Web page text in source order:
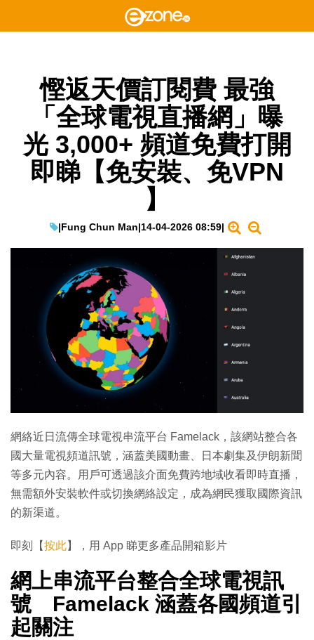
慳返天價訂閱費 最強
「全球電視直播網」曝
光 3,000+ 頻道免費打開
即睇【免安裝、免VPN
】
|Fung Chun Man|14-04-2026 08:59|
網絡近日流傳全球電視串流平台 Famelack，該網站整合各
國大量電視頻道訊號，涵蓋美國動畫、日本劇集及伊朗新聞
等多元內容。用戶可透過該介面免費跨地域收看即時直播，
無需額外安裝軟件或切換網絡設定，成為網民獲取國際資訊
的新渠道。
即刻【按此】，用 App 睇更多產品開箱影片
網上串流平台整合全球電視訊
號 Famelack 涵蓋各國頻道引
起關注